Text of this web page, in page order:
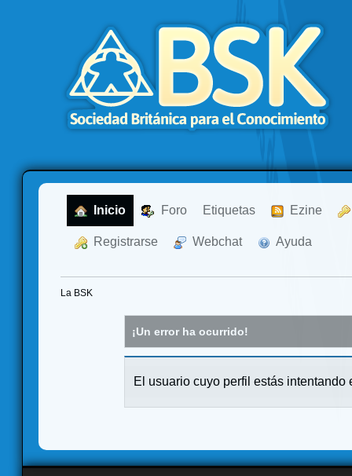
Inicio Foro Etiquetas Ezine
Registrarse Webchat Ayuda
La BSK
¡Un error ha ocurrido!
El usuario cuyo perfil estás intentando